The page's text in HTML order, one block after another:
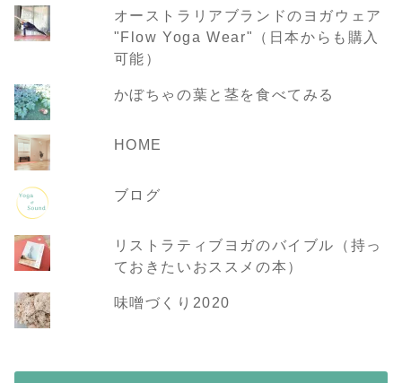
オーストラリアブランドのヨガウェア
"Flow Yoga Wear"（日本からも購入
可能）
かぼちゃの葉と茎を食べてみる
HOME
ブログ
リストラティブヨガのバイブル（持っ
ておきたいおススメの本）
味噌づくり2020